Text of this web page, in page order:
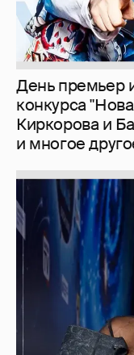
День премьер
конкурса
Киркорова и
и многое